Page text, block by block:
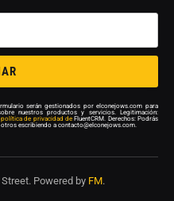
serán gestionados por elconejows.com para
nuestros productos y servicios. Legitimación:
política de privacidad de FluentCRM. Derechos: Podrás
escribiendo a contacto@elconejows.com.
Powered by FM.